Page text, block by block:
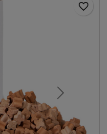
favorite_border